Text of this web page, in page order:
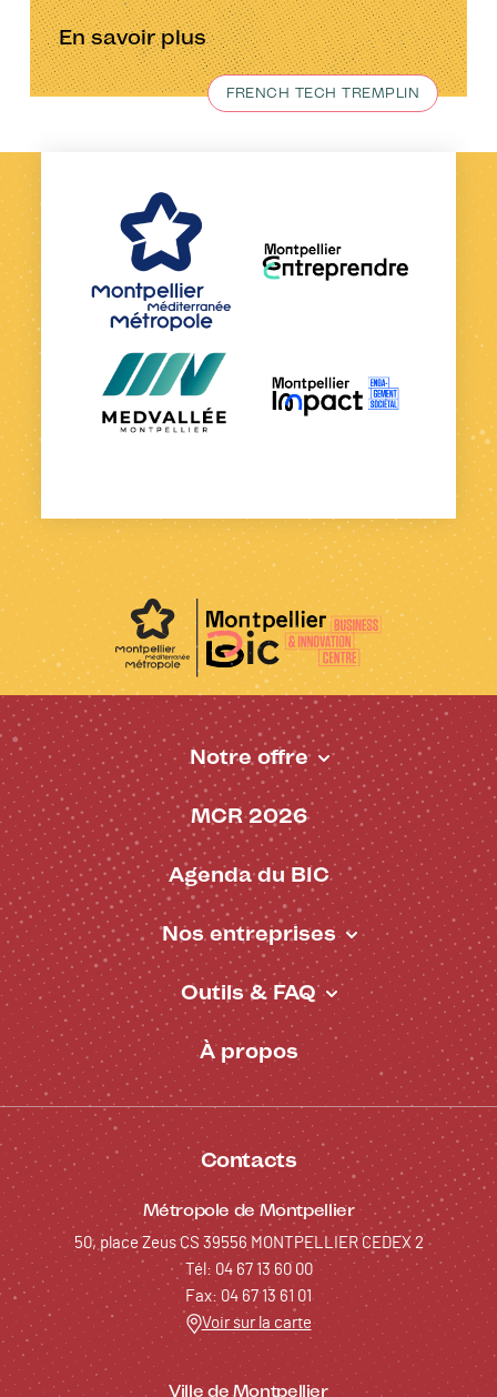
En savoir plus
FRENCH TECH TREMPLIN
Pied de page - BIC
Notre offre
MCR 2026
Agenda du BIC
Nos entreprises
Outils & FAQ
À propos
Contacts
Métropole de Montpellier
50, place Zeus CS 39556 MONTPELLIER CEDEX 2
Tél: 04 67 13 60 00
Fax: 04 67 13 61 01
Voir sur la carte
Ville de Montpellier